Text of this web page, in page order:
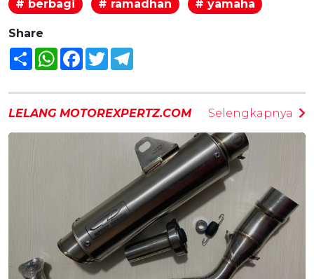
# berbagi
# ramadhan # yamaha
Share
Share WhatsAppFacebook
Twitter
LELANG MOTOREXPERTZ.COM Selengkapnya